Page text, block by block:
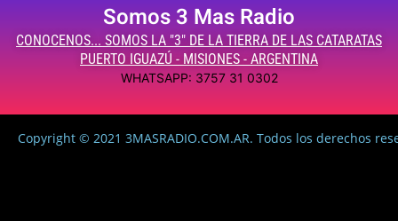
Somos 3 Mas Radio
CONOCENOS... SOMOS LA "3" DE LA TIERRA DE LAS CATARATAS
PUERTO IGUAZÚ - MISIONES - ARGENTINA
WHATSAPP: 3757 31 0302
Copyright © 2021 3MASRADIO.COM.AR. Todos los derechos